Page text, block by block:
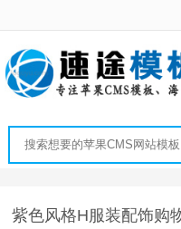
紫色风格H服装配饰购